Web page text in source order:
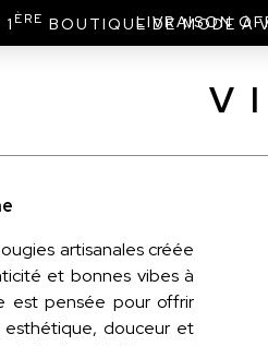
ÈRE BOUTIQUE DE MODE À
V I
artisanales créée
et bonnes vibes à
est pensée pour offrir
esthétique, douceur et